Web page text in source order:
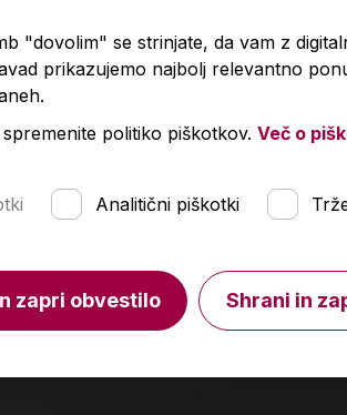
Grammar and Vocabulary Booster,
SB
23,18 €
Izdelka trenutno ni na zalogi.
"dovolim" se strinjate, da vam z
prikazujemo najbolj relevantno
politiko piškotkov. Več o
Analitični piškotki
zapri obvestilo Shrani in